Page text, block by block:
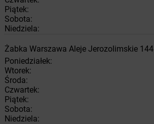
Piątek:
Sobota:
Niedziela:
Żabka Warszawa Aleje Jerozolimskie 144
Poniedziałek:
Wtorek:
Środa:
Czwartek:
Piątek:
Sobota:
Niedziela: